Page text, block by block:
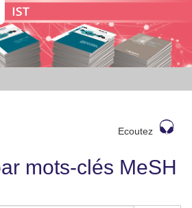
Ecoutez
mots-clés MeSH